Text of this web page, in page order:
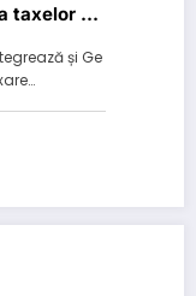
taxelor de
și Ge